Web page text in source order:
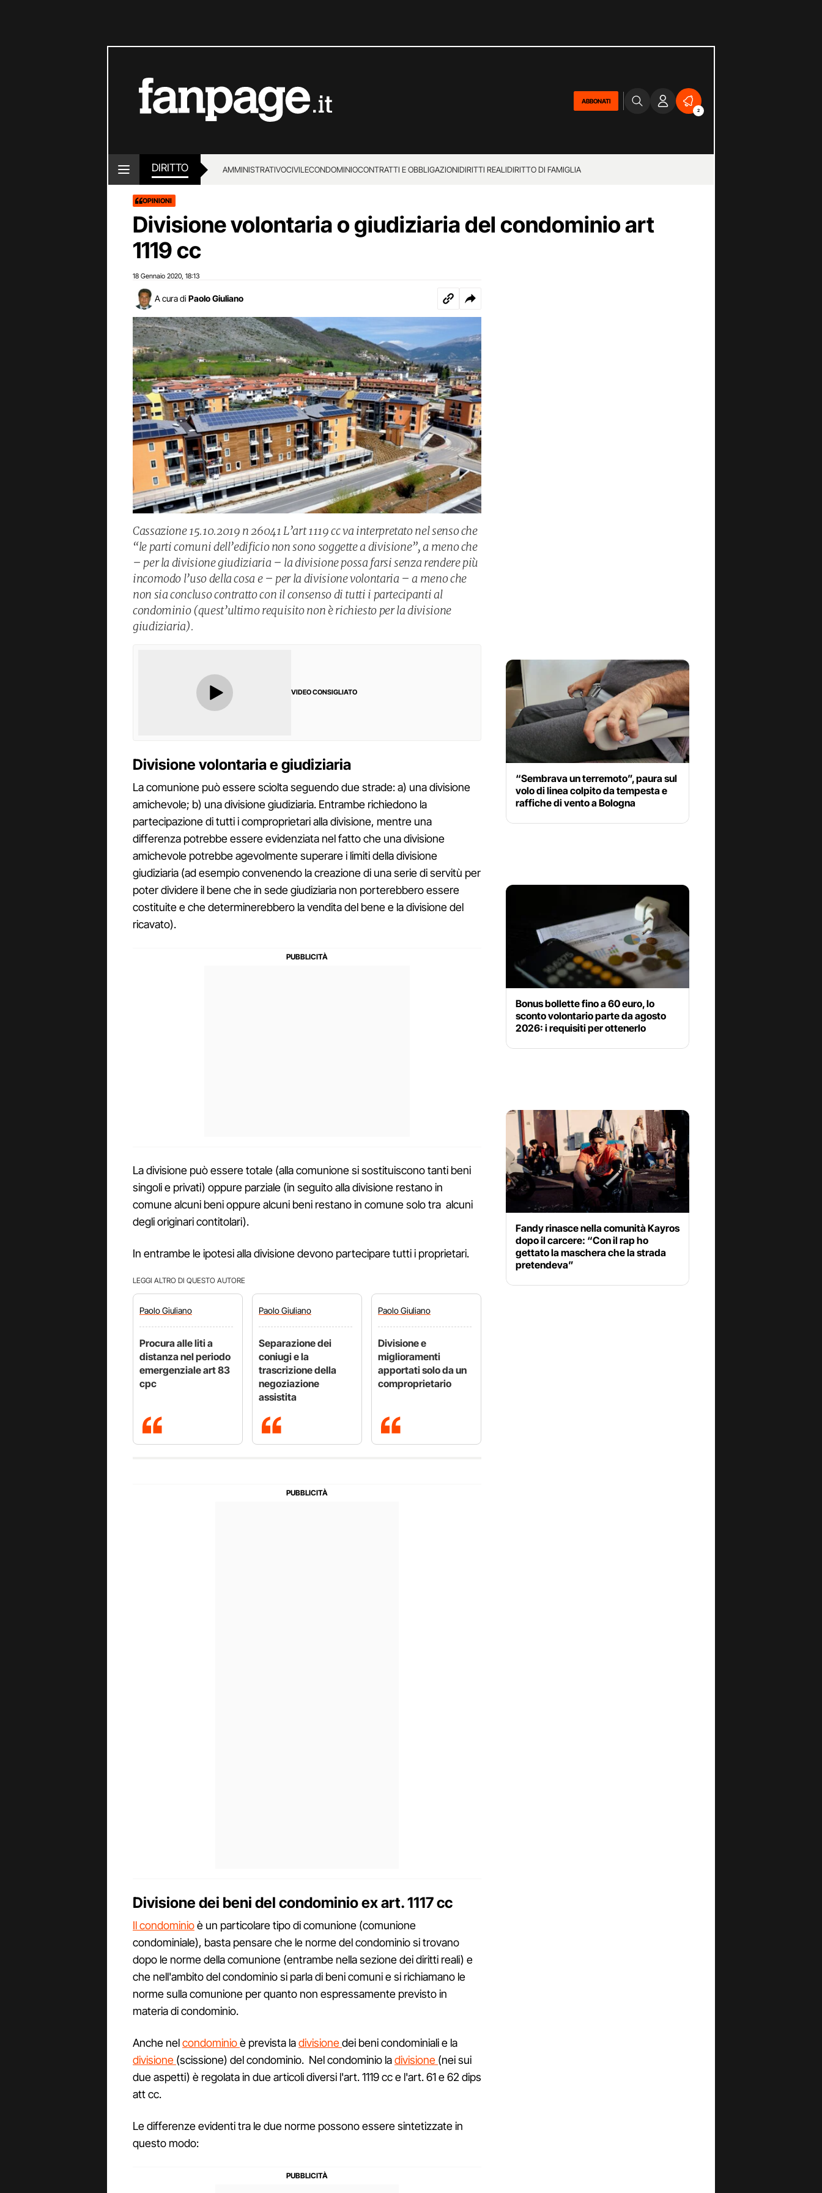
ABBONATI
2
DIRITTO AMMINISTRATIVOCIVILECONDOMINIOCONTRATTI E OBBLIGAZIONIDIRITTI REALIDIRITTO DI FAMIGLIA
OPINIONI
Divisione volontaria o giudiziaria del condominio art
1119 cc
18 Gennaio 2020 18:13
A cura di Paolo Giuliano
Cassazione 15.10.2019 n 26041 L’art 1119 cc va interpretato nel senso che
“le parti comuni dell’edificio non sono soggette a divisione”, a meno che
– per la divisione giudiziaria – la divisione possa farsi senza rendere più
incomodo l’uso della cosa e – per la divisione volontaria – a meno che
non sia concluso contratto con il consenso di tutti i partecipanti al
condominio (quest’ultimo requisito non è richiesto per la divisione
giudiziaria).
VIDEO CONSIGLIATO
Divisione volontaria e giudiziaria
La comunione può essere sciolta seguendo due strade: a) una divisione
amichevole; b) una divisione giudiziaria. Entrambe richiedono la
partecipazione di tutti i comproprietari alla divisione, mentre una
differenza potrebbe essere evidenziata nel fatto che una divisione
amichevole potrebbe agevolmente superare i limiti della divisione
giudiziaria (ad esempio convenendo la creazione di una serie di servitù per
poter dividere il bene che in sede giudiziaria non porterebbero essere
costituite e che determinerebbero la vendita del bene e la divisione del
ricavato).
La divisione può essere totale (alla comunione si sostituiscono tanti beni
singoli e privati) oppure parziale (in seguito alla divisione restano in
comune alcuni beni oppure alcuni beni restano in comune solo tra alcuni
degli originari contitolari).
In entrambe le ipotesi alla divisione devono partecipare tutti i proprietari.
LEGGI ALTRO DI QUESTO AUTORE
PaoloGiuliano
Procura alle liti a
distanza nel periodo
emergenziale art 83
cpc
PaoloGiuliano
Separazione dei
coniugi e la
trascrizione della
negoziazione
assistita
PaoloGiuliano
Divisione e
miglioramenti
apportati solo da un
comproprietario
Divisione dei beni del condominio ex art. 1117 cc
Il condominioè un particolare tipo di comunione (comunione
condominiale), basta pensare che le norme del condominio si trovano
dopo le norme della comunione (entrambe nella sezione dei diritti reali) e
che nell'ambito del condominio si parla di beni comuni e si richiamano le
norme sulla comunione per quanto non espressamente previsto in
materia di condominio.
Anche nelcondominioè prevista ladivisionedei beni condominiali e la
divisione (scissione) del condominio. Nel condominio ladivisione (nei sui
due aspetti) è regolata in due articoli diversi l'art. 1119 cc e l'art. 61 e 62 dips
att cc.
Le differenze evidenti tra le due norme possono essere sintetizzate in
questo modo:
“Sembrava un terremoto”, paura sul
volo di linea colpito da tempesta e
raffiche di vento a Bologna
Bonus bollette fino a 60 euro, lo
sconto volontario parte da agosto
2026: i requisiti per ottenerlo
Fandy rinasce nella comunità Kayros
dopo il carcere: “Con il rap ho
gettato la maschera che la strada
pretendeva”